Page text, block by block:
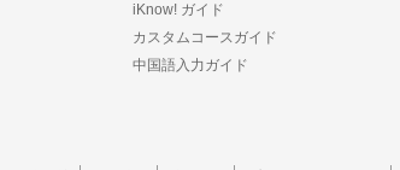
iKnow! ガイド
カスタムコースガイド
中国語入力ガイド